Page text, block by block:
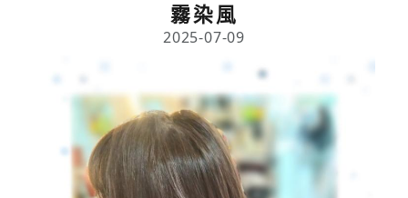
霧染風
2025-07-09